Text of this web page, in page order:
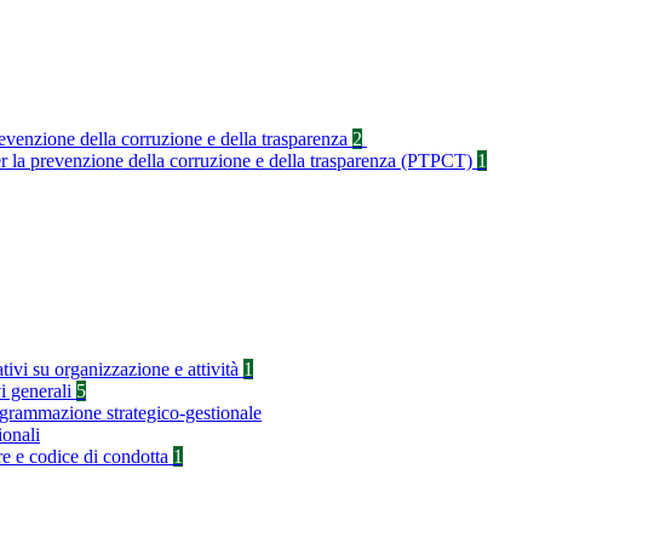
della corruzione e della trasparenza 2
la prevenzione della corruzione e della trasparenza (PTPCT) 1
su organizzazione e attività 1
generali 5
strategico-gestionale
e codice di condotta 1